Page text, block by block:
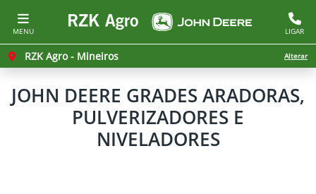
MENU LIGAR
RZK Agro - Mineiros Alterar
JOHN DEERE GRADES ARADORAS,
PULVERIZADORES E
NIVELADORES